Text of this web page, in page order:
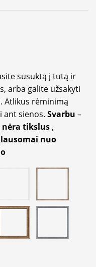
susuktą į tutą ir
arba galite užsakyti
Atlikus rėminimą
ant sienos. Svarbu –
nėra tikslus ,
nuo